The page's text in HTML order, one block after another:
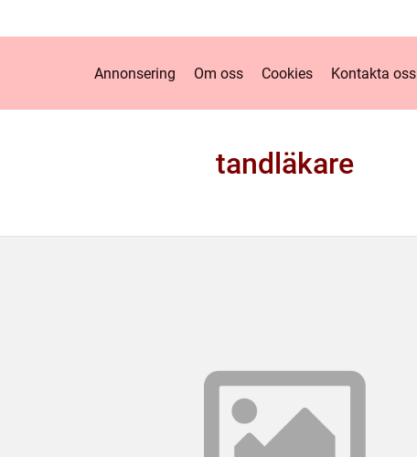
Annonsering Om oss Cookies Kontakta oss
tandläkare